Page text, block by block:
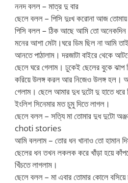
ননদ বলল – মাত্র দু বার
ছেলে বলল – পিসি দুঃখ করোনা আজ
পিসি বলল – ঠিক আছে আমি তো অনেকদিন
মনের আশা মেটা।ঘরে ডিম ছিল না আমি
আনতে পাঠালাম। দরজাটা বাইরে থেকে
ছেলে ঘরে গেলাম। ঢুকেই ছেলের বুকে ঝাপ
করিয়ে উলঙ্গ করল আর নিজেও উলঙ্গ হল।
গেলাম। ছেলে আমার দুধ দুটো দু হাতে ধরে
ইংলিশ সিনেমার মত চুমু দিতে লাগল।
ছেলে বলল – সত্যি মা তোমার দুধ দুটো
choti stories
আমি বললাম – তোর ধন খানাও তো হামান
ছেলের ধন তখন লকলক করে খাঁড়া হয়ে
খিঁচতে লাগলাম।
ছেলে বলল – মা এবার তোমার কোলে